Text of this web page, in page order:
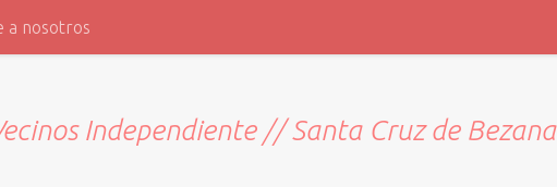
a nosotros
Independiente // Santa Cruz de Bezana